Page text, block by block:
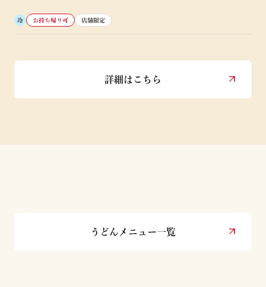
冷 お持ち帰り可 店舗限定
詳細はこちら
うどんメニュー一覧